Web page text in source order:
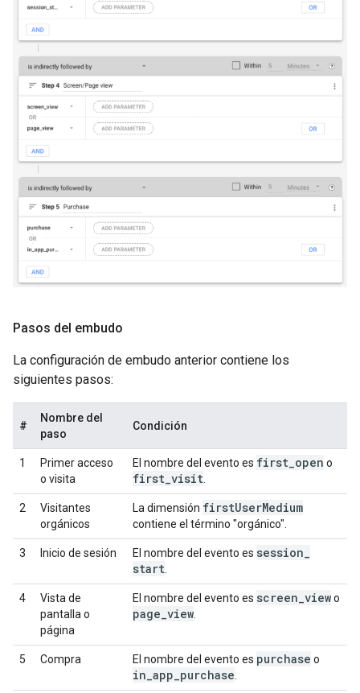
Pasos del embudo
La configuración de embudo anterior contiene los
siguientes pasos:
#
Nombre del
paso
Condición
1
Primer acceso
o visita
El nombre del evento es first open o
first visit
2
Visitantes
orgánicos
La dimensión firstUserMedium
contiene el término "orgánico".
3 Inicio de sesión El nombre del evento es session
start
4
Vista de
pantalla o
página
El nombre del evento es screen viewo
page view
5 Compra El nombre del evento es purchase o
in app purchase